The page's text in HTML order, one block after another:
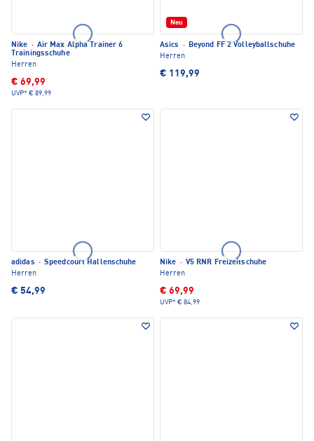
Nike · Air Max Alpha Trainer 6
Trainingsschuhe
Herren
€ 69,99
UVP* € 89,99
Neu
Asics · Beyond FF 2 Volleyballschuhe
Herren
€ 119,99
adidas · Speedcourt Hallenschuhe
Herren
€ 54,99
Nike · V5 RNR Freizeitschuhe
Herren
€ 69,99
UVP* € 84,99